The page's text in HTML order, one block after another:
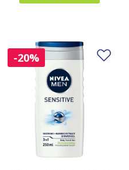
Добави в любими
-20%